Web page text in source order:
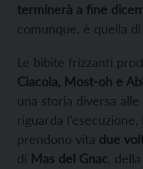
terminerà a fine
comunque, è quella
Le bibite frizzanti
Ciacola, Most-oh e
una storia diversa
riguarda l’esecuzione,
prendono vita due
di Mas del Gnac ,